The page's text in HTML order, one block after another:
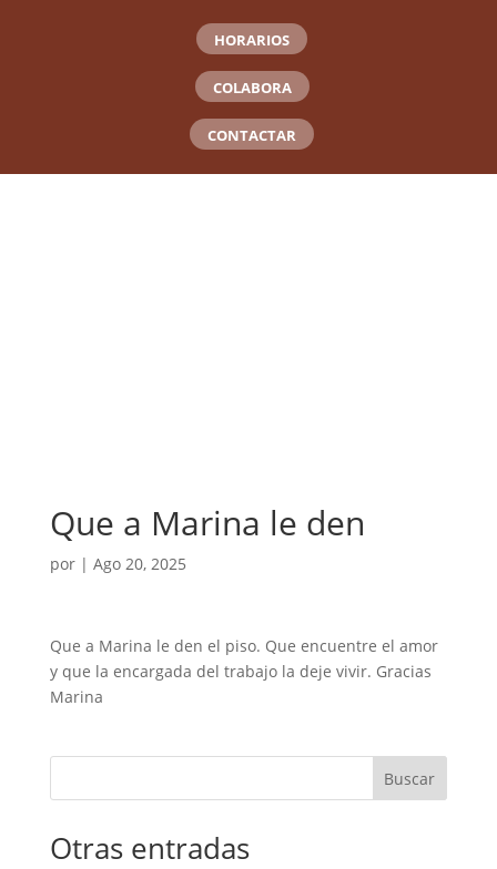
HORARIOS
COLABORA
CONTACTAR
Que a Marina le den
por | Ago 20, 2025
Que a Marina le den el piso. Que encuentre el amor
y que la encargada del trabajo la deje vivir. Gracias
Marina
Buscar
Otras entradas